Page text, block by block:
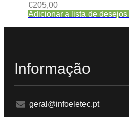
€205,00
Adicionar a lista de desejos
Informação
geral@infoeletec.pt